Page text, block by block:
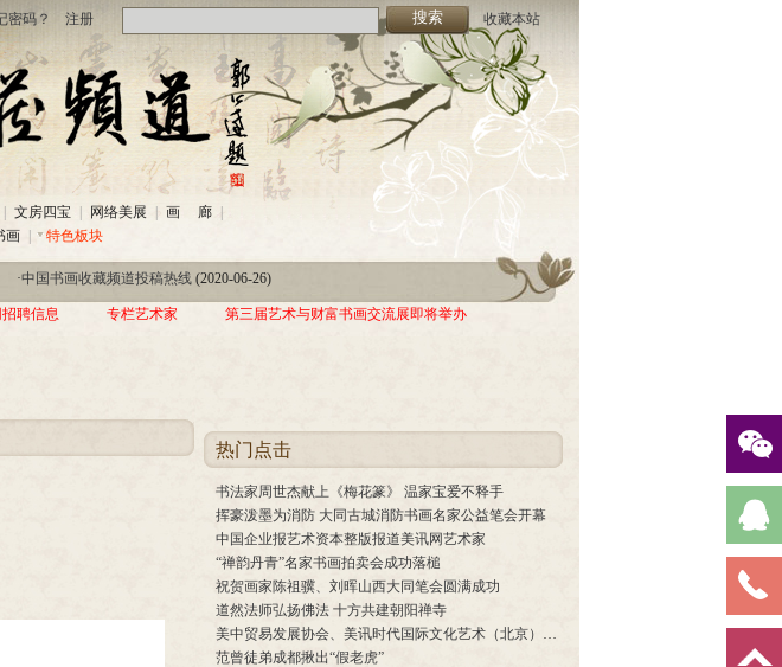
密码？ 注册 收藏本站
文房四宝 网络美展 画 廊
画 特色板块
·中国书画收藏频道投稿热线
(2020-06-26)
· 美讯网2020年招聘信息
·中国书画收藏频道投稿热线 (2020-06-26)
·美讯网2020年招聘信息(2020-06-22)
(2019-08-05)
聘信息 专栏艺术家 第三届艺术与财富书画交流展即将举办
热门点击
书法家周世杰献上《梅花篆》 温家宝爱不释手
挥豪泼墨为消防 大同古城消防书画名家公益笔会开幕
中国企业报艺术资本整版报道美讯网艺术家
“禅韵丹青”名家书画拍卖会成功落槌
祝贺画家陈祖骥、刘晖山西大同笔会圆满成功
道然法师弘扬佛法 十方共建朝阳禅寺
美中贸易发展协会、美讯时代国际文化艺术（北京）中心、搜三百集团公益事业委员会签订战略合作协议
范曾徒弟成都揪出“假老虎”